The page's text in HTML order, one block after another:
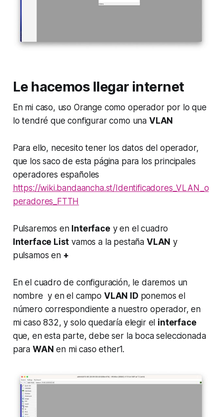
Le hacemos llegar internet
En mi caso, uso Orange como operador por lo que
lo tendré que configurar como una VLAN
Para ello, necesito tener los datos del operador,
que los saco de esta página para los principales
operadores españoles
https://wiki.bandaancha.st/Identificadores_VLAN_o
peradores_FTTH
Pulsaremos en Interface y en el cuadro
Interface List vamos a la pestaña VLAN y
pulsamos en +
En el cuadro de configuración, le daremos un
nombre y en el campo VLAN IDponemos el
número correspondiente a nuestro operador, en
mi caso 832, y solo quedaría elegir el interface
que, en esta parte, debe ser la boca seleccionada
para WAN en mi caso ether1.